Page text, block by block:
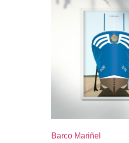
Barco Mariñel